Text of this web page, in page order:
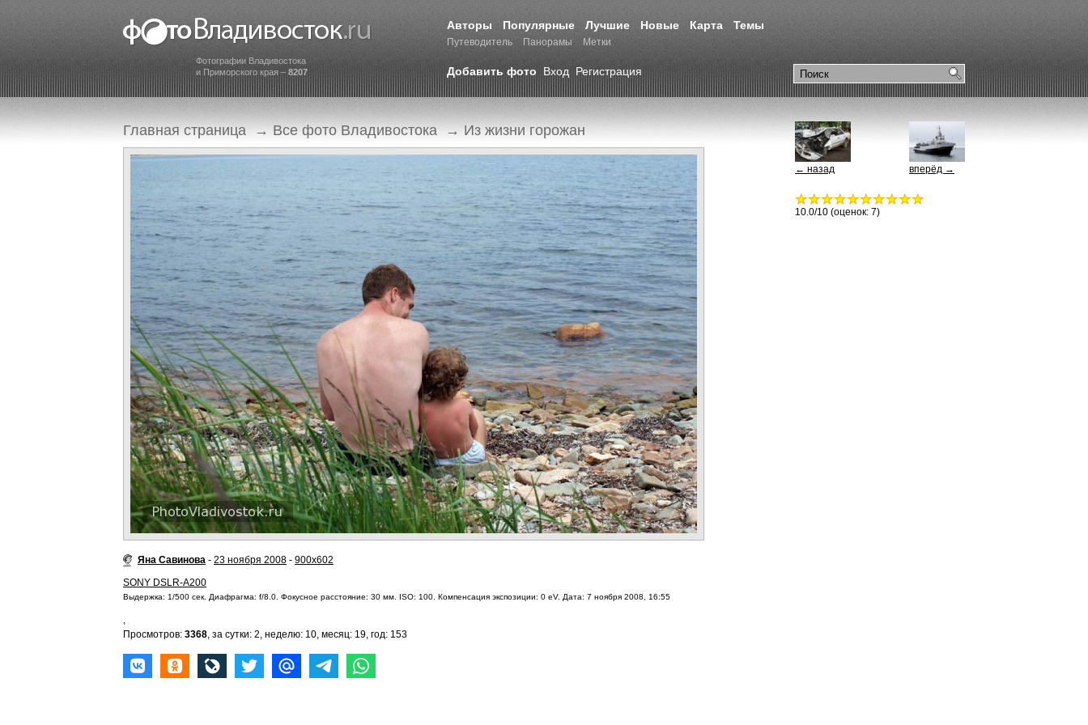
Фотографии Владивостока
и Приморского края – 8207
Авторы Популярные Лучшие Новые Карта Темы
Путеводитель Панорамы Метки
Добавить фото Вход Регистрация
Главная страница → Все фото Владивостока → Из жизни горожан
Яна Савинова - 23 ноября 2008 - 900x602
SONY DSLR-A200
Выдержка: 1/500 сек. Диафрагма: f/8.0. Фокусное расстояние: 30 мм. ISO: 100. Компенсация экспозиции: 0 eV. Дата: 7 ноября 2008, 16:55
,
Просмотров: 3368, за сутки: 2, неделю: 10, месяц: 19, год: 153
вперёд →
← назад
10.0/10 (оценок: 7)